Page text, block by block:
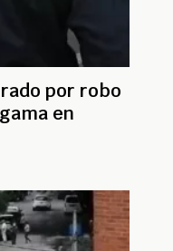
por robo
en